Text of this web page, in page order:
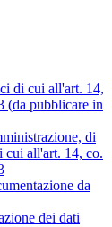
di cui all'art. 14,
(da pubblicare in
di
cui all'art. 14, co.
da
dei dati